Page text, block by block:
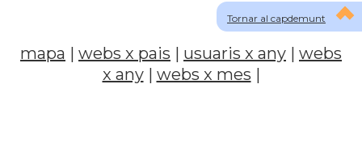
Tornar al capdemunt
mapa | webs x pais | usuaris x any | webs
x any| webs x mes |